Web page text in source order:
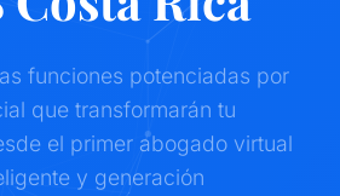
funciones potenciadas por
que transformarán tu
el primer abogado virtual
y generación